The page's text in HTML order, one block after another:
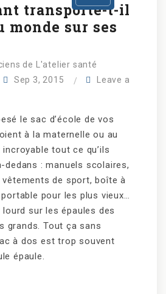
transporte-t-il
monde sur ses
de L'atelier santé
Sep 3, 2015
Leave a
le sac d’école de vos
à la maternelle ou au
incroyable tout ce qu’ils
dedans : manuels scolaires,
vêtements de sport, boîte à
pour les plus vieux…
sur les épaules des
grands. Tout ça sans
à dos est trop souvent
épaule.